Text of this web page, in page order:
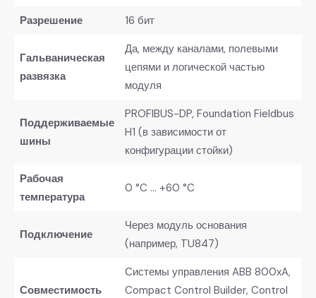
Разрешение
16 бит
Гальваническая
развязка
Да, между каналами, полевыми
цепями и логической частью
модуля
Поддерживаемые
шины
PROFIBUS-DP, Foundation Fieldbus
H1 (в зависимости от
конфигурации стойки)
Рабочая
температура
0 °C … +60 °C
Подключение
Через модуль основания
(например, TU847)
Совместимость
Системы управления ABB 800xA,
Compact Control Builder, Control